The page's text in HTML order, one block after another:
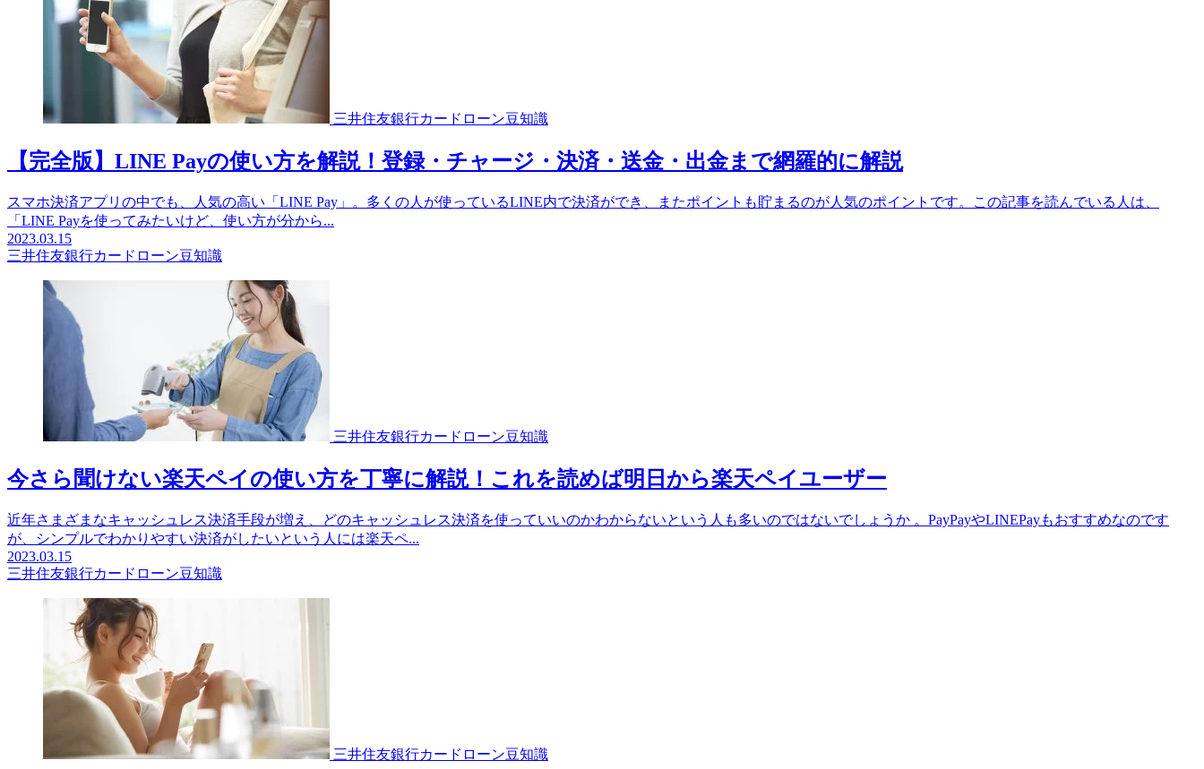
三井住友銀行カードローン豆知識
【完全版】LINE Payの使い方を解説！登録・チャージ・決済・送金・出金まで網羅的に解説
スマホ決済アプリの中でも、人気の高い「LINE Pay」。多くの人が使っているLINE内で決済ができ、またポイントも貯まるのが人気のポイントです。この記事を読んでいる人は、
「LINE Payを使ってみたいけど、使い方が分から...
2023.03.15
三井住友銀行カードローン豆知識
三井住友銀行カードローン豆知識
今さら聞けない楽天ペイの使い方を丁寧に解説！これを読めば明日から楽天ペイユーザー
近年さまざまなキャッシュレス決済手段が増え、どのキャッシュレス決済を使っていいのかわからないという人も多いのではないでしょうか 。PayPayやLINEPayもおすすめなのです
が、シンプルでわかりやすい決済がしたいという人には楽天ペ...
2023.03.15
三井住友銀行カードローン豆知識
三井住友銀行カードローン豆知識